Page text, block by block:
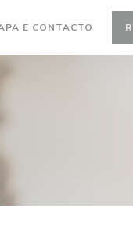
JANELA))
NUMA NOVA JANELA))
E CONTACTO